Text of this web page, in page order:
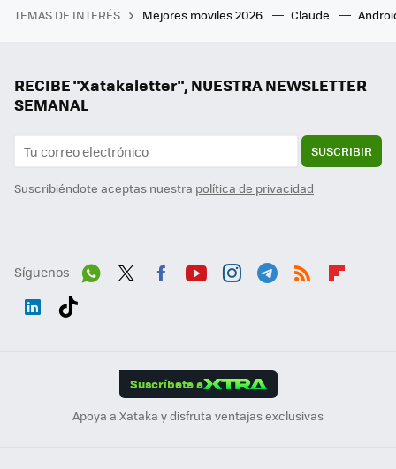
TEMAS DE INTERÉS Mejores moviles 2026 Claude
RECIBE "Xatakaletter", NUESTRA NEWSLETTER
SEMANAL
SUSCRIBIR
Suscribiéndote aceptas nuestra política de privacidad
Síguenos
Suscríbete a
Apoya a Xataka y disfruta ventajas exclusivas